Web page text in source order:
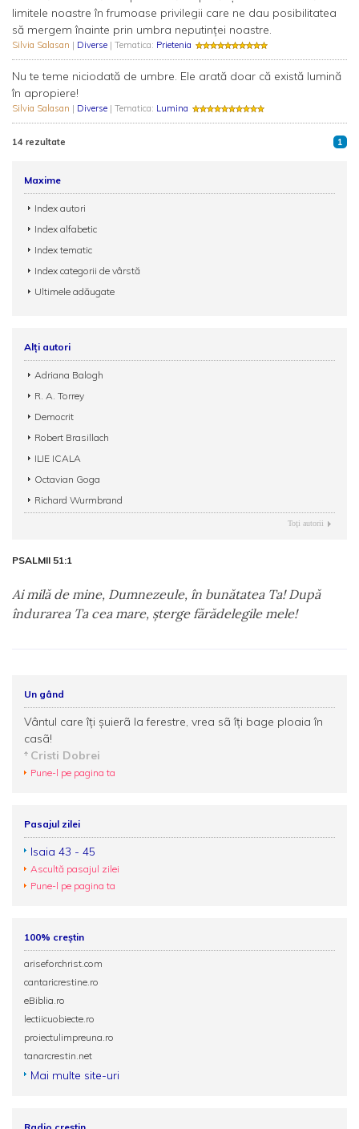
limitele noastre în frumoase privilegii care ne dau posibilitatea
să mergem înainte prin umbra neputinţei noastre.
Silvia Salasan | Diverse | Tematica: Prietenia
Nu te teme niciodată de umbre. Ele arată doar că există lumină
în apropiere!
Silvia Salasan | Diverse | Tematica: Lumina
14 rezultate 1
Maxime
Index autori
Index alfabetic
Index tematic
Index categorii de vârstă
Ultimele adăugate
Alți autori
Adriana Balogh
R. A. Torrey
Democrit
Robert Brasillach
ILIE ICALA
Octavian Goga
Richard Wurmbrand
Toţi autorii
PSALMII 51:1
Ai milă de mine, Dumnezeule, în bunătatea Ta! După
îndurarea Ta cea mare, şterge fărădelegile mele!
Un gând
Vântul care îţi şuierã la ferestre, vrea sã îţi bage ploaia în
casã!
Cristi Dobrei
Pune-l pe pagina ta
Pasajul zilei
Isaia 43 - 45
Ascultă pasajul zilei
Pune-l pe pagina ta
100% creștin
ariseforchrist.com
cantaricrestine.ro
eBiblia.ro
lectiicuobiecte.ro
proiectulimpreuna.ro
tanarcrestin.net
Mai multe site-uri